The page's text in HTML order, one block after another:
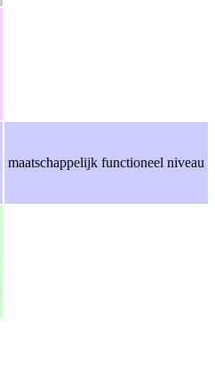
maatschappelijk functioneel niveau